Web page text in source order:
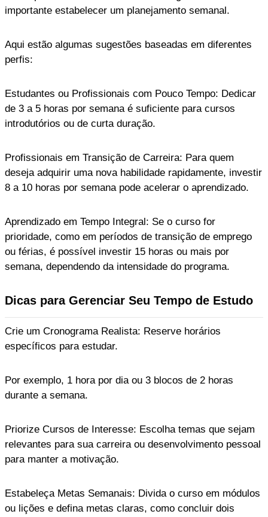
importante estabelecer um planejamento semanal.
Aqui estão algumas sugestões baseadas em diferentes
perfis:
Estudantes ou Profissionais com Pouco Tempo: Dedicar
de 3 a 5 horas por semana é suficiente para cursos
introdutórios ou de curta duração.
Profissionais em Transição de Carreira: Para quem
deseja adquirir uma nova habilidade rapidamente, investir
8 a 10 horas por semana pode acelerar o aprendizado.
Aprendizado em Tempo Integral: Se o curso for
prioridade, como em períodos de transição de emprego
ou férias, é possível investir 15 horas ou mais por
semana, dependendo da intensidade do programa.
Dicas para Gerenciar Seu Tempo de Estudo
Crie um Cronograma Realista: Reserve horários
específicos para estudar.
Por exemplo, 1 hora por dia ou 3 blocos de 2 horas
durante a semana.
Priorize Cursos de Interesse: Escolha temas que sejam
relevantes para sua carreira ou desenvolvimento pessoal
para manter a motivação.
Estabeleça Metas Semanais: Divida o curso em módulos
ou lições e defina metas claras, como concluir dois